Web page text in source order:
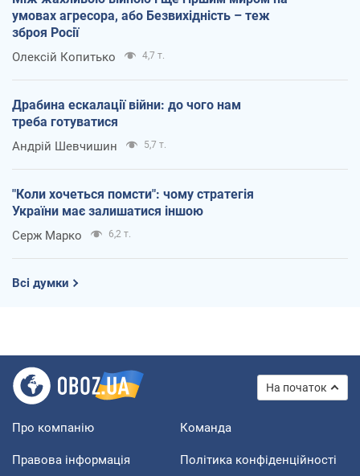
умовах агресора, або Безвихідність – теж
зброя Росії
Олексій Копитько 4,7 т.
Драбина ескалації війни: до чого нам
треба готуватися
Андрій Шевчишин 5,7 т.
"Коли хочеться помсти": чому стратегія
України має залишатися іншою
Серж Марко 6,2 т.
Всі думки
На початок
Про компанію Команда
Правова інформація Політика конфіденційності